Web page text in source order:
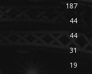
187
44
44
31
19